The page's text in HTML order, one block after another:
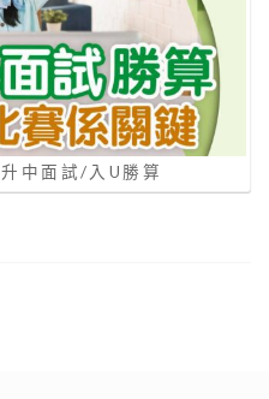
中面試/入U勝算